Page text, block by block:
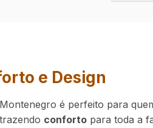
e Design
é perfeito para
conforto para toda a